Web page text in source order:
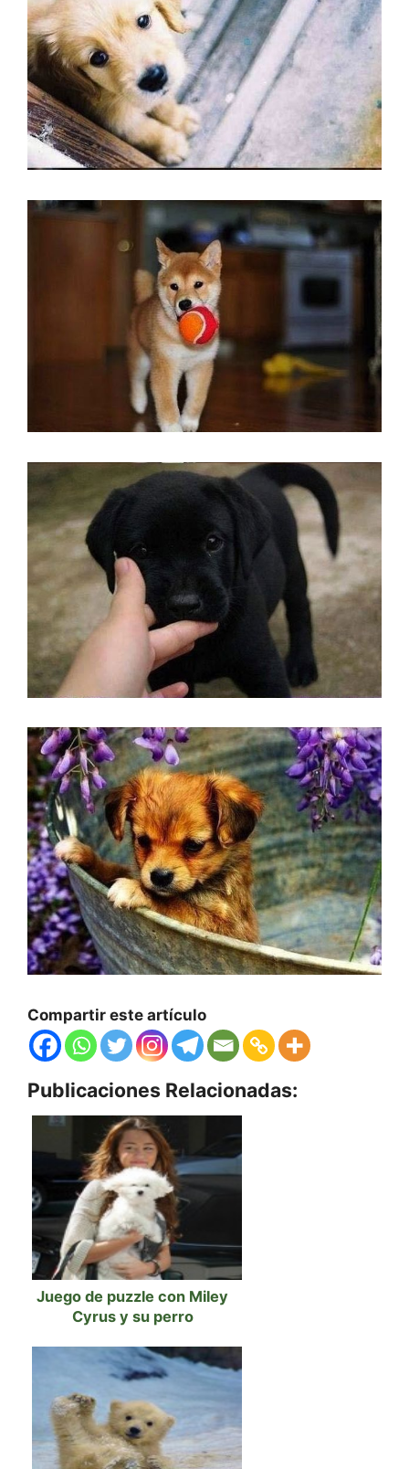
Compartir este artículo
Publicaciones Relacionadas:
Juego de puzzle con Miley
Cyrus y su perro